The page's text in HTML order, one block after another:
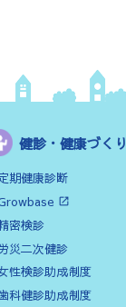
健診・健康づくり
期健康診断
密検診
災二次健診
性検診助成制度
科健診助成制度